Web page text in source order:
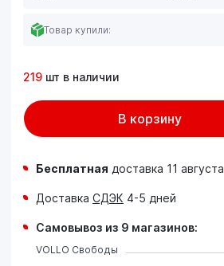
Товар купили:
219 шт в наличии
В корзину
Бесплатная доставка 11 августа
Доставка СДЭК 4-5 дней
Самовывоз из 9 магазинов:
VOLLO Свободы